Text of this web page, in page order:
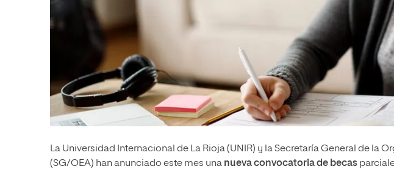
La Universidad Internacional de La Rioja (UNIR) y la Secretaría General de la
(SG/OEA) han anunciado este mes una nueva convocatoria de becas